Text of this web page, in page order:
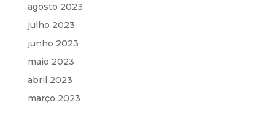
agosto 2023
julho 2023
junho 2023
maio 2023
abril 2023
março 2023